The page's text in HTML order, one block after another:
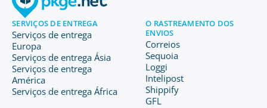
SERVIÇOS DE ENTREGA
Serviços de entrega
Europa
Serviços de entrega Ásia
Serviços de entrega
América
Serviços de entrega África
O RASTREAMENTO DOS
ENVIOS
Correios
Sequoia
Loggi
Intelipost
Shippify
GFL